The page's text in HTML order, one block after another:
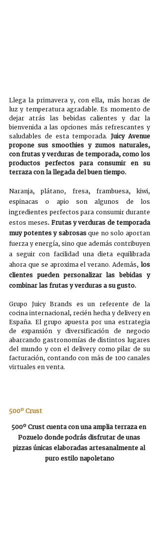
Llega la primavera y, con ella, más horas de
luz y temperatura agradable. Es momento de
dejar atrás las bebidas calientes y dar la
bienvenida a las opciones más refrescantes y
saludables de esta temporada. Juicy Avenue
propone sus smoothies y zumos naturales,
con frutas y verduras de temporada, como los
productos perfectos para consumir en su
terraza con la llegada del buen tiempo.
Naranja, plátano, fresa, frambuesa, kiwi,
espinacas o apio son algunos de los
ingredientes perfectos para consumir durante
estos meses. Frutas y verduras de temporada
muy potentes y sabrosas que no solo aportan
fuerza y energía, sino que además contribuyen
a seguir con facilidad una dieta equilibrada
ahora que se aproxima el verano. Además, los
clientes pueden personalizar las bebidas y
combinar las frutas y verduras a su gusto.
Grupo Juicy Brands es un referente de la
cocina internacional, recién hecha y delivery en
España. El grupo apuesta por una estrategia
de expansión y diversificación de negocio
abarcando gastronomías de distintos lugares
del mundo y con el delivery como pilar de su
facturación, contando con más de 100 canales
virtuales en venta.
500º Crust
500º Crust cuenta con una amplia terraza en
Pozuelo donde podrás disfrutar de unas
pizzas únicas elaboradas artesanalmente al
puro estilo napoletano